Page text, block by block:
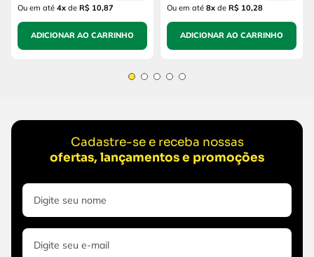
Ou em até 4x de R$ 10,87
ADICIONAR AO CARRINHO
Ou em até 8x de R$ 10,28
ADICIONAR AO CARRINHO
Cadastre-se e receba nossas
ofertas, lançamentos e promoções